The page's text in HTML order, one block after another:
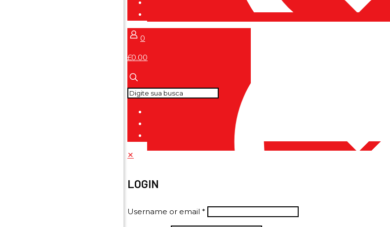
0
£0.00
✕
LOGIN
Username or email *